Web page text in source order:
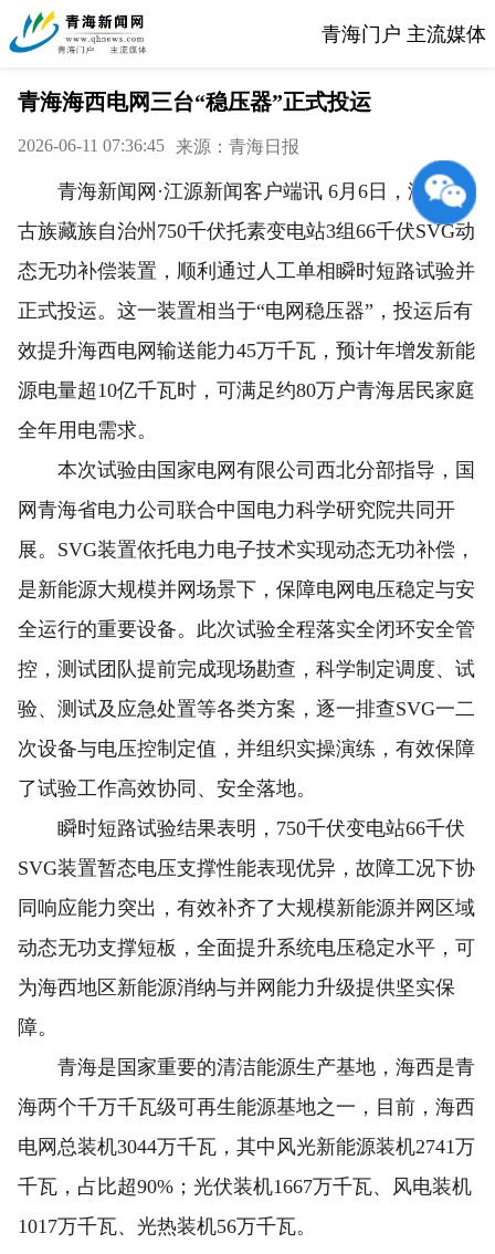
青海门户 主流媒体
青海海西电网三台“稳压器”正式投运
2026-06-11 07:36:45 来源：青海日报
青海新闻网·江源新闻客户端讯 6月6日，海西蒙
古族藏族自治州750千伏托素变电站3组66千伏SVG动
态无功补偿装置，顺利通过人工单相瞬时短路试验并
正式投运。这一装置相当于“电网稳压器”，投运后有
效提升海西电网输送能力45万千瓦，预计年增发新能
源电量超10亿千瓦时，可满足约80万户青海居民家庭
全年用电需求。
本次试验由国家电网有限公司西北分部指导，国
网青海省电力公司联合中国电力科学研究院共同开
展。SVG装置依托电力电子技术实现动态无功补偿，
是新能源大规模并网场景下，保障电网电压稳定与安
全运行的重要设备。此次试验全程落实全闭环安全管
控，测试团队提前完成现场勘查，科学制定调度、试
验、测试及应急处置等各类方案，逐一排查SVG一二
次设备与电压控制定值，并组织实操演练，有效保障
了试验工作高效协同、安全落地。
瞬时短路试验结果表明，750千伏变电站66千伏
SVG装置暂态电压支撑性能表现优异，故障工况下协
同响应能力突出，有效补齐了大规模新能源并网区域
动态无功支撑短板，全面提升系统电压稳定水平，可
为海西地区新能源消纳与并网能力升级提供坚实保
障。
青海是国家重要的清洁能源生产基地，海西是青
海两个千万千瓦级可再生能源基地之一，目前，海西
电网总装机3044万千瓦，其中风光新能源装机2741万
千瓦，占比超90%；光伏装机1667万千瓦、风电装机
1017万千瓦、光热装机56万千瓦。